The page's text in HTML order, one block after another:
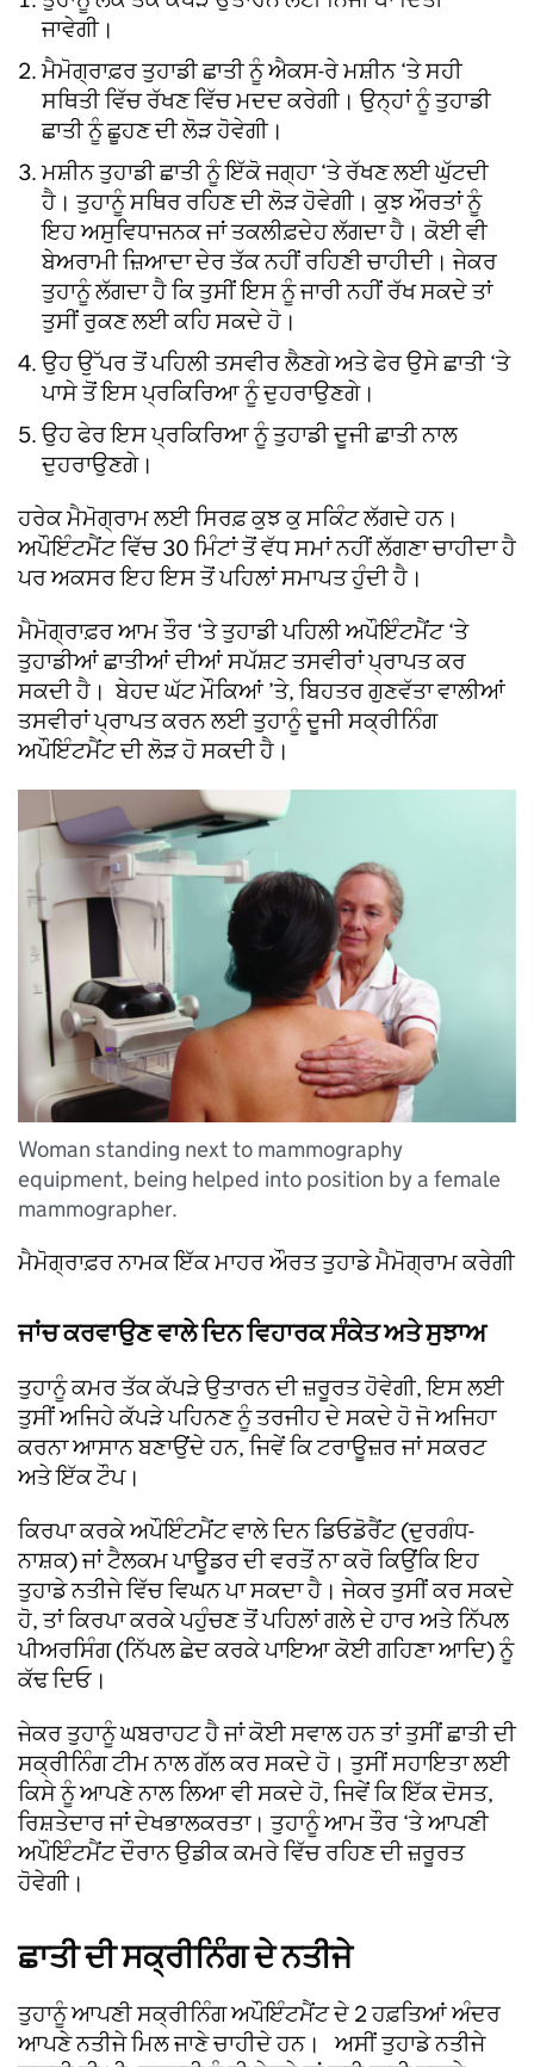
ਜਾਵੇਗੀ।
ਮੈਮੋਗ੍ਰਾਫ਼ਰ ਤੁਹਾਡੀ ਛਾਤੀ ਨੂੰ ਐਕਸ-ਰੇ ਮਸ਼ੀਨ ‘ਤੇ ਸਹੀ
ਸਥਿਤੀ ਵਿੱਚ ਰੱਖਣ ਵਿੱਚ ਮਦਦ ਕਰੇਗੀ। ਉਨ੍ਹਾਂ ਨੂੰ ਤੁਹਾਡੀ
ਛਾਤੀ ਨੂੰ ਛੂਹਣ ਦੀ ਲੋੜ ਹੋਵੇਗੀ।
ਮਸ਼ੀਨ ਤੁਹਾਡੀ ਛਾਤੀ ਨੂੰ ਇੱਕੋ ਜਗ੍ਹਾ ‘ਤੇ ਰੱਖਣ ਲਈ ਘੁੱਟਦੀ
ਹੈ। ਤੁਹਾਨੂੰ ਸਥਿਰ ਰਹਿਣ ਦੀ ਲੋੜ ਹੋਵੇਗੀ। ਕੁਝ ਔਰਤਾਂ ਨੂੰ
ਇਹ ਅਸੁਵਿਧਾਜਨਕ ਜਾਂ ਤਕਲੀਫ਼ਦੇਹ ਲੱਗਦਾ ਹੈ। ਕੋਈ ਵੀ
ਬੇਅਰਾਮੀ ਜ਼ਿਆਦਾ ਦੇਰ ਤੱਕ ਨਹੀਂ ਰਹਿਣੀ ਚਾਹੀਦੀ। ਜੇਕਰ
ਤੁਹਾਨੂੰ ਲੱਗਦਾ ਹੈ ਕਿ ਤੁਸੀਂ ਇਸ ਨੂੰ ਜਾਰੀ ਨਹੀਂ ਰੱਖ ਸਕਦੇ ਤਾਂ
ਤੁਸੀਂ ਰੁਕਣ ਲਈ ਕਹਿ ਸਕਦੇ ਹੋ।
ਉਹ ਉੱਪਰ ਤੋਂ ਪਹਿਲੀ ਤਸਵੀਰ ਲੈਣਗੇ ਅਤੇ ਫੇਰ ਉਸੇ ਛਾਤੀ ‘ਤੇ
ਪਾਸੇ ਤੋਂ ਇਸ ਪ੍ਰਕਿਰਿਆ ਨੂੰ ਦੁਹਰਾਉਣਗੇ।
ਉਹ ਫੇਰ ਇਸ ਪ੍ਰਕਿਰਿਆ ਨੂੰ ਤੁਹਾਡੀ ਦੂਜੀ ਛਾਤੀ ਨਾਲ
ਦੁਹਰਾਉਣਗੇ।
ਹਰੇਕ ਮੈਮੋਗ੍ਰਾਮ ਲਈ ਸਿਰਫ਼ ਕੁਝ ਕੁ ਸਕਿੰਟ ਲੱਗਦੇ ਹਨ।
ਅਪੌਇੰਟਮੈਂਟ ਵਿੱਚ 30 ਮਿੰਟਾਂ ਤੋਂ ਵੱਧ ਸਮਾਂ ਨਹੀਂ ਲੱਗਣਾ ਚਾਹੀਦਾ ਹੈ
ਪਰ ਅਕਸਰ ਇਹ ਇਸ ਤੋਂ ਪਹਿਲਾਂ ਸਮਾਪਤ ਹੁੰਦੀ ਹੈ।
ਮੈਮੋਗ੍ਰਾਫ਼ਰ ਆਮ ਤੌਰ ‘ਤੇ ਤੁਹਾਡੀ ਪਹਿਲੀ ਅਪੌਇੰਟਮੈਂਟ ‘ਤੇ
ਤੁਹਾਡੀਆਂ ਛਾਤੀਆਂ ਦੀਆਂ ਸਪੱਸ਼ਟ ਤਸਵੀਰਾਂ ਪ੍ਰਾਪਤ ਕਰ
ਸਕਦੀ ਹੈ। ਬੇਹਦ ਘੱਟ ਮੌਕਿਆਂ ’ਤੇ, ਬਿਹਤਰ ਗੁਣਵੱਤਾ ਵਾਲੀਆਂ
ਤਸਵੀਰਾਂ ਪ੍ਰਾਪਤ ਕਰਨ ਲਈ ਤੁਹਾਨੂੰ ਦੂਜੀ ਸਕ੍ਰੀਨਿੰਗ
ਅਪੌਇੰਟਮੈਂਟ ਦੀ ਲੋੜ ਹੋ ਸਕਦੀ ਹੈ।
Woman standing next to mammography
equipment, being helped into position by a female
mammographer.
ਮੈਮੋਗ੍ਰਾਫ਼ਰ ਨਾਮਕ ਇੱਕ ਮਾਹਰ ਔਰਤ ਤੁਹਾਡੇ ਮੈਮੋਗ੍ਰਾਮ ਕਰੇਗੀ
ਜਾਂਚ ਕਰਵਾਉਣ ਵਾਲੇ ਦਿਨ ਵਿਹਾਰਕ ਸੰਕੇਤ ਅਤੇ ਸੁਝਾਅ
ਤੁਹਾਨੂੰ ਕਮਰ ਤੱਕ ਕੱਪੜੇ ਉਤਾਰਨ ਦੀ ਜ਼ਰੂਰਤ ਹੋਵੇਗੀ, ਇਸ ਲਈ
ਤੁਸੀਂ ਅਜਿਹੇ ਕੱਪੜੇ ਪਹਿਨਣ ਨੂੰ ਤਰਜੀਹ ਦੇ ਸਕਦੇ ਹੋ ਜੋ ਅਜਿਹਾ
ਕਰਨਾ ਆਸਾਨ ਬਣਾਉਂਦੇ ਹਨ, ਜਿਵੇਂ ਕਿ ਟਰਾਊਜ਼ਰ ਜਾਂ ਸਕਰਟ
ਅਤੇ ਇੱਕ ਟੌਪ।
ਕਿਰਪਾ ਕਰਕੇ ਅਪੌਇੰਟਮੈਂਟ ਵਾਲੇ ਦਿਨ ਡਿਓਡੋਰੈਂਟ (ਦੁਰਗੰਧ-
ਨਾਸ਼ਕ) ਜਾਂ ਟੈਲਕਮ ਪਾਊਡਰ ਦੀ ਵਰਤੋਂ ਨਾ ਕਰੋ ਕਿਉਂਕਿ ਇਹ
ਤੁਹਾਡੇ ਨਤੀਜੇ ਵਿੱਚ ਵਿਘਨ ਪਾ ਸਕਦਾ ਹੈ। ਜੇਕਰ ਤੁਸੀਂ ਕਰ ਸਕਦੇ
ਹੋ, ਤਾਂ ਕਿਰਪਾ ਕਰਕੇ ਪਹੁੰਚਣ ਤੋਂ ਪਹਿਲਾਂ ਗਲੇ ਦੇ ਹਾਰ ਅਤੇ ਨਿੱਪਲ
ਪੀਅਰਸਿੰਗ (ਨਿੱਪਲ ਛੇਦ ਕਰਕੇ ਪਾਇਆ ਕੋਈ ਗਹਿਣਾ ਆਦਿ) ਨੂੰ
ਕੱਢ ਦਿਓ।
ਜੇਕਰ ਤੁਹਾਨੂੰ ਘਬਰਾਹਟ ਹੈ ਜਾਂ ਕੋਈ ਸਵਾਲ ਹਨ ਤਾਂ ਤੁਸੀਂ ਛਾਤੀ ਦੀ
ਸਕ੍ਰੀਨਿੰਗ ਟੀਮ ਨਾਲ ਗੱਲ ਕਰ ਸਕਦੇ ਹੋ। ਤੁਸੀਂ ਸਹਾਇਤਾ ਲਈ
ਕਿਸੇ ਨੂੰ ਆਪਣੇ ਨਾਲ ਲਿਆ ਵੀ ਸਕਦੇ ਹੋ, ਜਿਵੇਂ ਕਿ ਇੱਕ ਦੋਸਤ,
ਰਿਸ਼ਤੇਦਾਰ ਜਾਂ ਦੇਖਭਾਲਕਰਤਾ। ਤੁਹਾਨੂੰ ਆਮ ਤੌਰ ‘ਤੇ ਆਪਣੀ
ਅਪੌਇੰਟਮੈਂਟ ਦੌਰਾਨ ਉਡੀਕ ਕਮਰੇ ਵਿੱਚ ਰਹਿਣ ਦੀ ਜ਼ਰੂਰਤ
ਹੋਵੇਗੀ।
ਛਾਤੀ ਦੀ ਸਕ੍ਰੀਨਿੰਗ ਦੇ ਨਤੀਜੇ
ਤੁਹਾਨੂੰ ਆਪਣੀ ਸਕ੍ਰੀਨਿੰਗ ਅਪੌਇੰਟਮੈਂਟ ਦੇ 2 ਹਫ਼ਤਿਆਂ ਅੰਦਰ
ਆਪਣੇ ਨਤੀਜੇ ਮਿਲ ਜਾਣੇ ਚਾਹੀਦੇ ਹਨ। ਅਸੀਂ ਤੁਹਾਡੇ ਨਤੀਜੇ